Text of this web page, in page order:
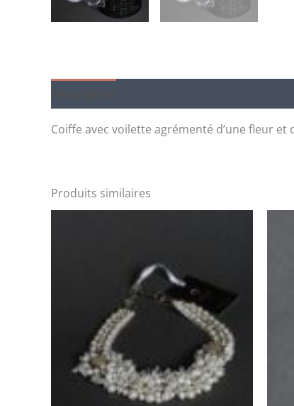
Coiffe avec voilette agrémenté d’une fleur et
Produits similaires